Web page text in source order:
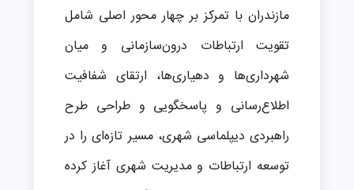
مازندران با تمرکز بر چهار محور اصلی شامل
تقویت ارتباطات درون‌سازمانی و میان
شهرداری‌ها و دهیاری‌ها، ارتقای شفافیت
اطلاع‌رسانی و پاسخگویی و طراحی طرح
راهبردی دیپلماسی شهری، مسیر تازه‌ای را در
توسعه ارتباطات و مدیریت شهری آغاز کرده